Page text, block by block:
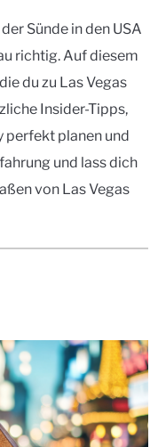
Sünde in den USA
richtig. Auf diesem
du zu Las Vegas
Insider-Tipps,
perfekt planen und
und lass dich
von Las Vegas